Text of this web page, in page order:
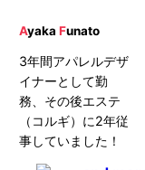
AyakaFunato
3年間アパレルデザ
イナーとして勤
務、その後エステ
（コルギ）に2年従
事していました！